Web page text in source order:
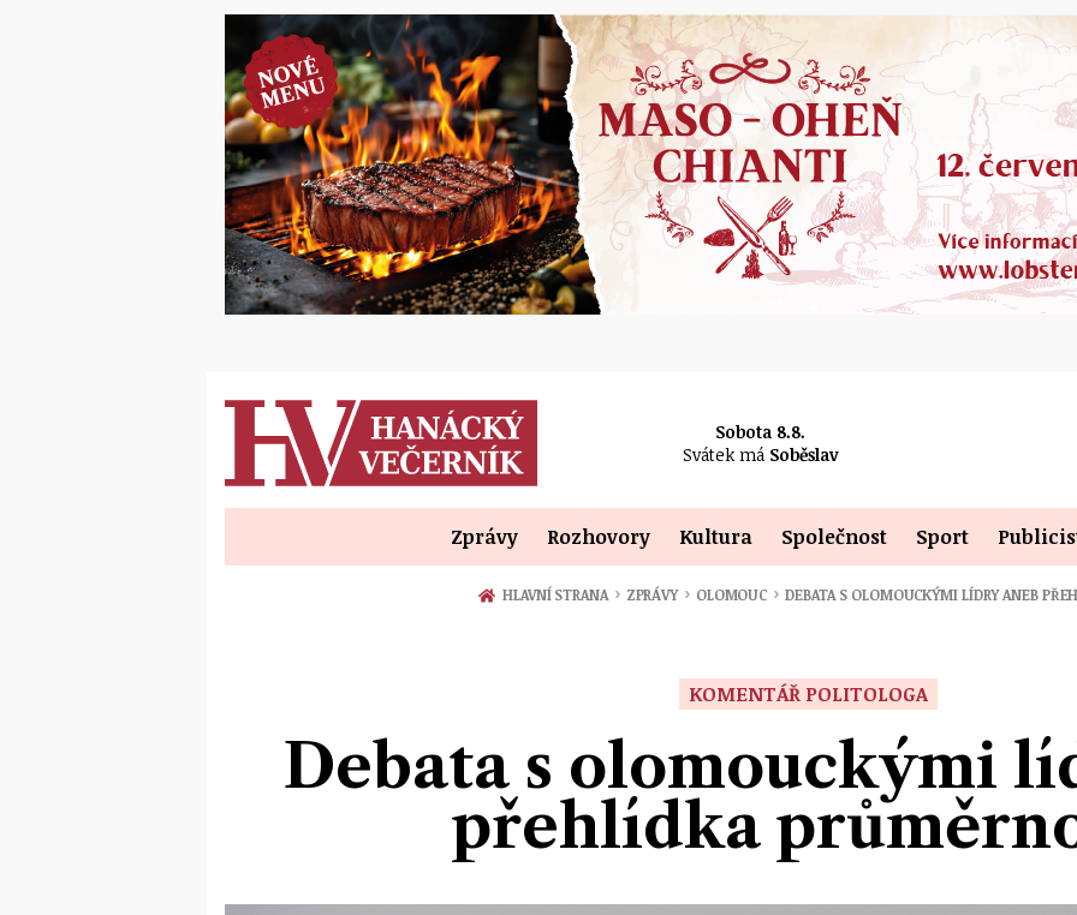
Sobota 8.8.
Svátek má Soběslav
Zprávy Rozhovory Kultura Společnost Sport
HLAVNÍ STRANA › ZPRÁVY › OLOMOUC › DEBATA S OLOMOUCKÝMI LÍDRY ANEB
KOMENTÁŘ POLITOLOGA
Debata s olomouckými
přehlídka